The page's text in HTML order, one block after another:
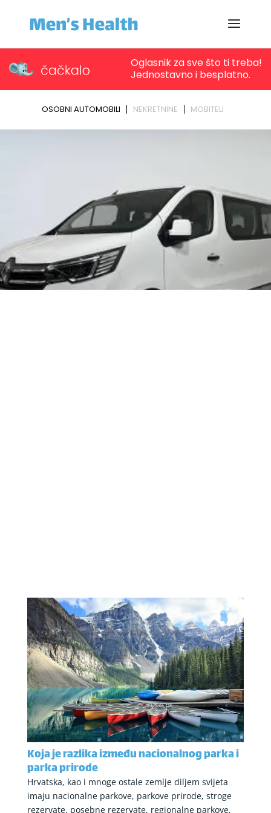
Koja je razlika između nacionalnog parka i
parka prirode
Hrvatska, kao i mnoge ostale zemlje diljem svijeta
imaju nacionalne parkove, parkove prirode, stroge
rezervate, posebne rezervate, regionalne parkove,